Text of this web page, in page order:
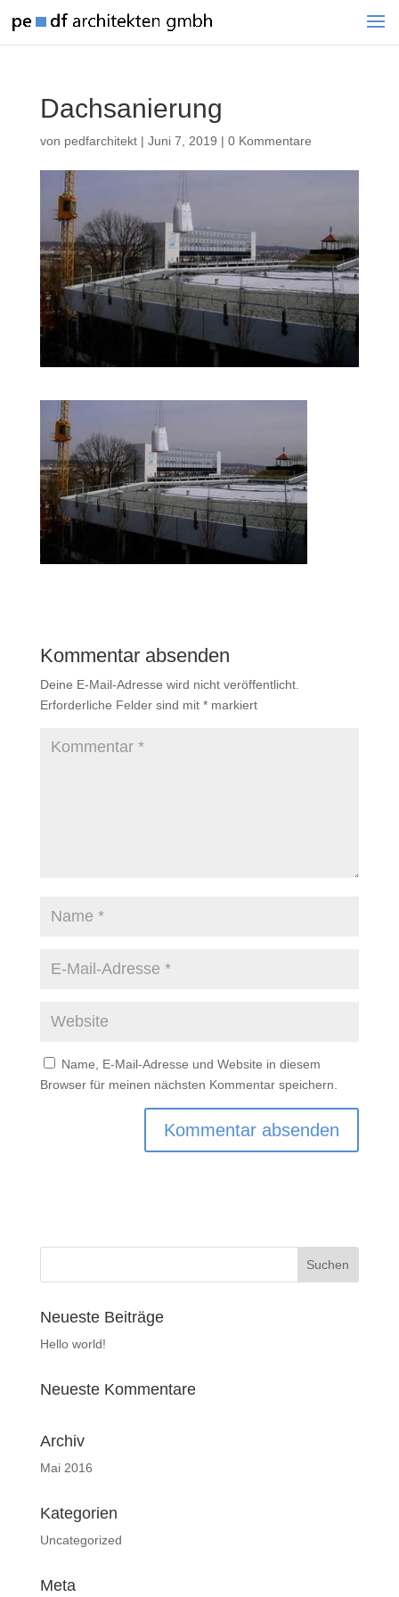
Dachsanierung
von pedfarchitekt| Juni 7, 2019 | 0 Kommentare
Kommentar absenden
Deine E-Mail-Adresse wird nicht veröffentlicht.
Erforderliche Felder sind mit *markiert
Name, E-Mail-Adresse und Website in diesem
Browser für meinen nächsten Kommentar speichern.
Neueste Beiträge
Hello world!
Neueste Kommentare
Archiv
Mai 2016
Kategorien
Uncategorized
Meta